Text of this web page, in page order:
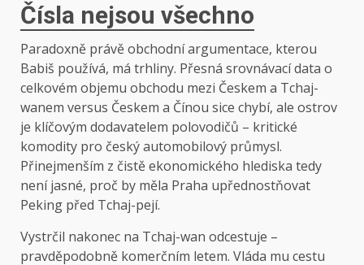
Čísla nejsou všechno
Paradoxně právě obchodní argumentace, kterou
Babiš používá, má trhliny. Přesná srovnávací data o
celkovém objemu obchodu mezi Českem a Tchaj-
wanem versus Českem a Čínou sice chybí, ale ostrov
je klíčovým dodavatelem polovodičů – kritické
komodity pro český automobilový průmysl.
Přinejmenším z čistě ekonomického hlediska tedy
není jasné, proč by měla Praha upřednostňovat
Peking před Tchaj-pejí.
Vystrčil nakonec na Tchaj-wan odcestuje –
pravděpodobně komerčním letem. Vláda mu cestu